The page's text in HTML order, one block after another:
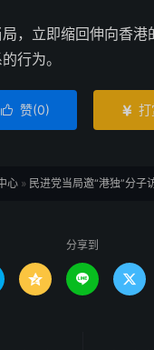
立即缩回伸向香港
行为。
 赞(0)  打
心 » 民进党当局邀“港独”分
分享到
  